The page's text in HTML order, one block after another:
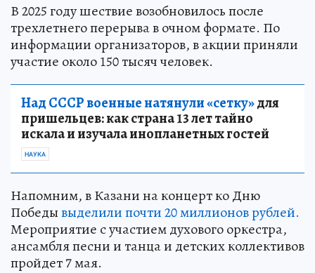
В 2025 году шествие возобновилось после
трехлетнего перерыва в очном формате. По
информации организаторов, в акции приняли
участие около 150 тысяч человек.
Над СССР военные натянули «сетку»для
пришельцев: как страна 13 лет тайно
искала и изучала инопланетных гостей
НАУКА
Напомним, в Казани на концерт ко Дню
Победывыделили почти 20 миллионов рублей.
Мероприятие с участием духового оркестра,
ансамбля песни и танца и детских коллективов
пройдет 7 мая.